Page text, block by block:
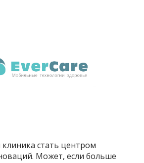
стать центром
Может, если больше